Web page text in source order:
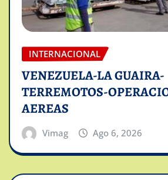
INTERNACIONAL
VENEZUELA-LA GUAIRA-
TERREMOTOS-
AEREAS
Vimag Ago 6, 2026